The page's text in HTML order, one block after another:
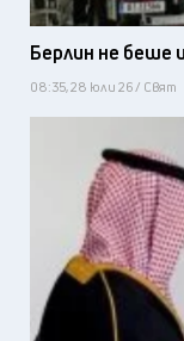
Берлин не беше
08:35, 28 юли 26 / Свят